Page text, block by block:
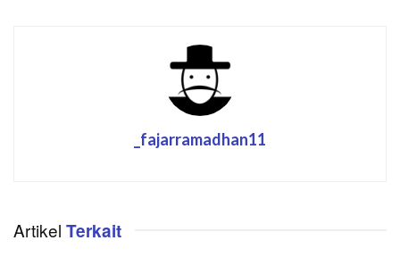
_fajarramadhan11
Artikel Terkait